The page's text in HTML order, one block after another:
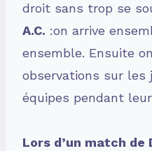
droit sans trop se
A.C. :on arrive
ensemble. Ensuite
observations sur les
équipes pendant
Lors d’un match